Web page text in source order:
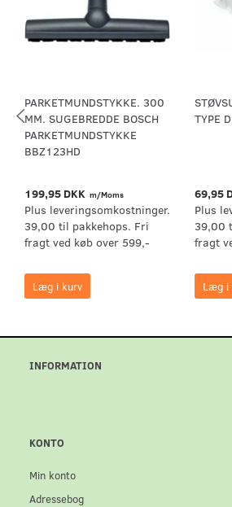
PARKETMUNDSTYKKE. 300
MM. SUGEBREDDE BOSCH
PARKETMUNDSTYKKE
BBZ123HD
199,95 DKK m/Moms
Plus leveringsomkostninger.
39,00 til pakkehops. Fri
fragt ved køb over 599,-
Læg i kurv
TYPE
69,95
Plus
39,00
fragt
Læg i
INFORMATION
KONTO
Min konto
Adressebog